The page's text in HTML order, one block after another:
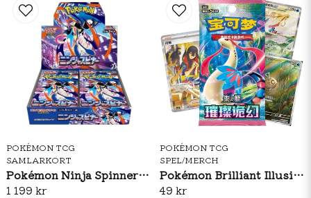
POKÉMON TCG
SAMLARKORT
Pokémon Ninja Spinner Booster Box (JP)
1 199 kr
POKÉMON TCG
SPEL/MERCH
Pokémon Brilliant Illusions CSV8C Booster Pack Slim (S-CH)
49 kr